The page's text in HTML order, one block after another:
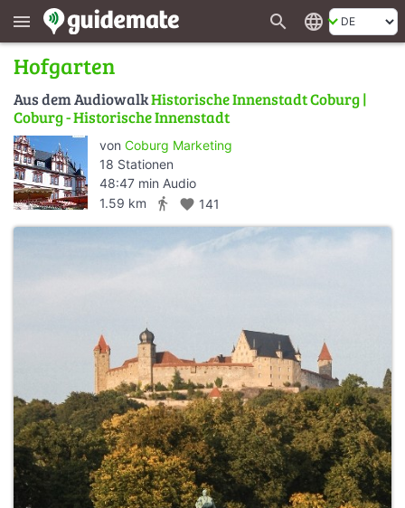
menu search language
Hofgarten
Aus dem AudiowalkHistorische Innenstadt Coburg |
Coburg - Historische Innenstadt
von Coburg Marketing
18 Stationen
48:47 min Audio
1.59 km
directions_walk favorite 141